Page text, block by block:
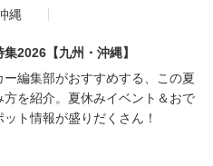
縄
2026【九州・沖縄】
ー編集部がおすすめする、この夏
方を紹介。夏休みイベント＆おで
ト情報が盛りだくさん！